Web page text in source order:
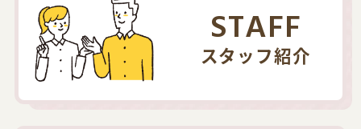
STAFF
スタッフ紹介